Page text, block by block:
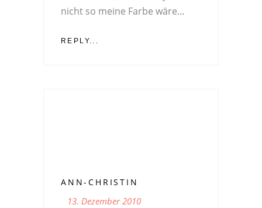
nicht so meine Farbe wäre…
REPLY...
ANN-CHRISTIN
13. Dezember 2010